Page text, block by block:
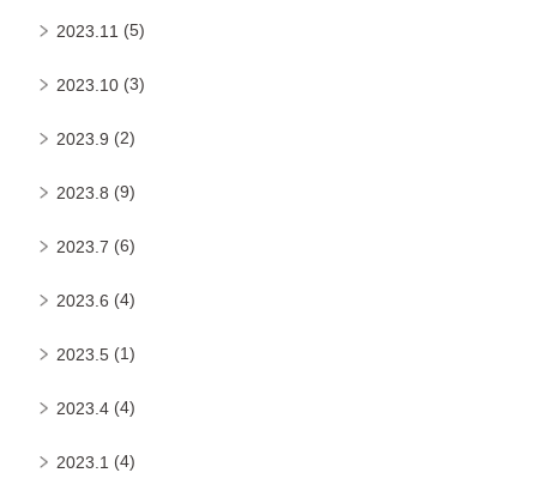
2023.11 (5)
2023.10 (3)
2023.9 (2)
2023.8 (9)
2023.7 (6)
2023.6 (4)
2023.5 (1)
2023.4 (4)
2023.1 (4)